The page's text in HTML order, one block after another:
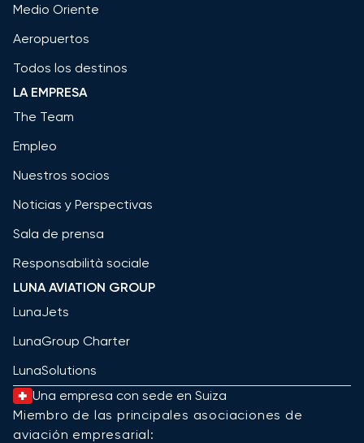
Medio Oriente
Aeropuertos
Todos los destinos
LA EMPRESA
The Team
Empleo
Nuestros socios
Noticias y Perspectivas
Sala de prensa
Responsabilità sociale
LUNA AVIATION GROUP
LunaJets
LunaGroup Charter
LunaSolutions
Una empresa con sede en Suiza
Miembro de las principales asociaciones de
aviación empresarial: